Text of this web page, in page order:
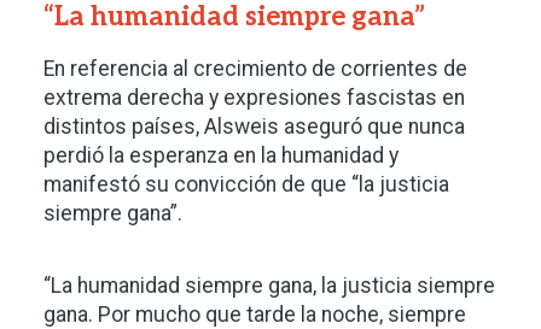
“La humanidad siempre gana”
En referencia al crecimiento de corrientes de
extrema derecha y expresiones fascistas en
distintos países, Alsweis aseguró que nunca
perdió la esperanza en la humanidad y
manifestó su convicción de que “la justicia
siempre gana”.
“La humanidad siempre gana, la justicia siempre
gana. Por mucho que tarde la noche, siempre